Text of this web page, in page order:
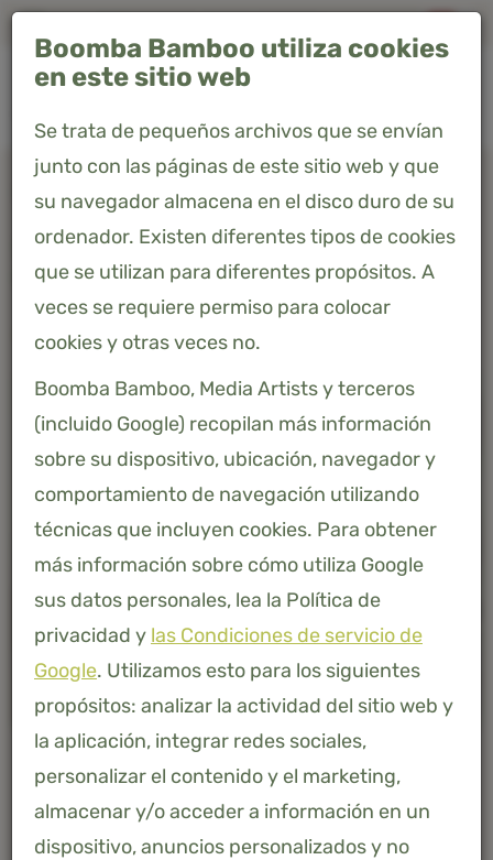
Home Productos Sábana ajustable - Sage Green - Premium
SÁBANA AJUSTABLE - SAGE
GREEN - PREMIUM
48,40 €
Boomba Bamboo utiliza cookies
en este sitio web
Se trata de pequeños archivos que se envían
junto con las páginas de este sitio web y que
su navegador almacena en el disco duro de su
ordenador. Existen diferentes tipos de cookies
que se utilizan para diferentes propósitos. A
veces se requiere permiso para colocar
cookies y otras veces no.
Boomba Bamboo, Media Artists y terceros
(incluido Google) recopilan más información
sobre su dispositivo, ubicación, navegador y
comportamiento de navegación utilizando
técnicas que incluyen cookies. Para obtener
más información sobre cómo utiliza Google
sus datos personales, lea la Política de
privacidad y las Condiciones de servicio de
Google. Utilizamos esto para los siguientes
propósitos: analizar la actividad del sitio web y
la aplicación, integrar redes sociales,
personalizar el contenido y el marketing,
almacenar y/o acceder a información en un
dispositivo, anuncios personalizados y no